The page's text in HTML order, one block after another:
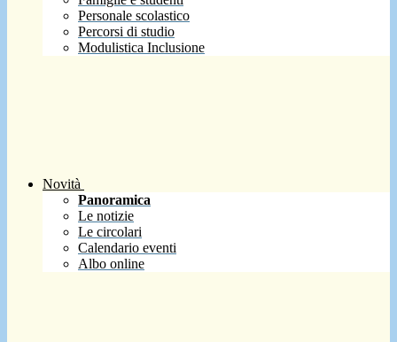
Personale scolastico
Percorsi di studio
Modulistica Inclusione
Novità
Panoramica
Le notizie
Le circolari
Calendario eventi
Albo online